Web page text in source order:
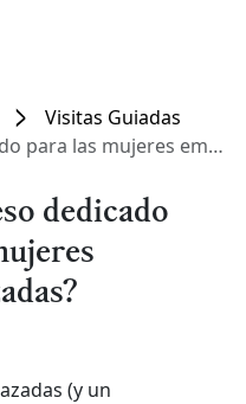
Visitas Guiadas
las mujeres embarazadas?
dedicado
(y un